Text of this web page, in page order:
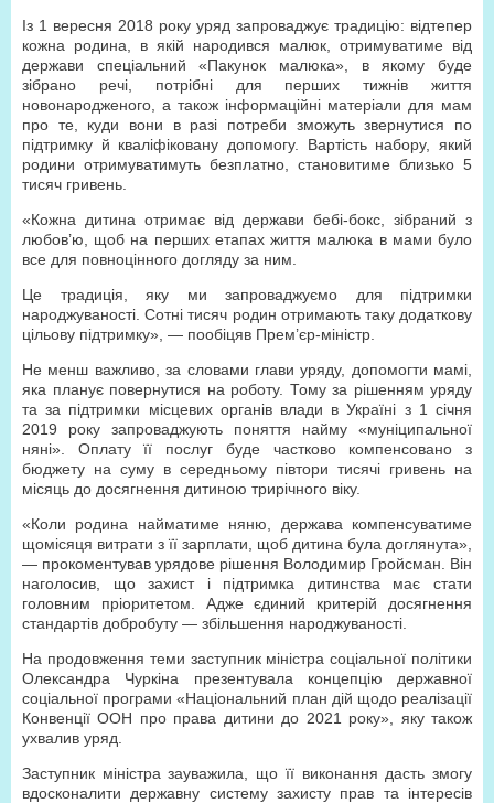
Із 1 вересня 2018 року уряд запроваджує традицію: відтепер
кожна родина, в якій народився малюк, отримуватиме від
держави спеціальний «Пакунок малюка», в якому буде
зібрано речі, потрібні для перших тижнів життя
новонародженого, а також інформаційні матеріали для мам
про те, куди вони в разі потреби зможуть звернутися по
підтримку й кваліфіковану допомогу. Вартість набору, який
родини отримуватимуть безплатно, становитиме близько 5
тисяч гривень.
«Кожна дитина отримає від держави бебі-бокс, зібраний з
любов’ю, щоб на перших етапах життя малюка в мами було
все для повноцінного догляду за ним.
Це традиція, яку ми запроваджуємо для підтримки
народжуваності. Сотні тисяч родин отримають таку додаткову
цільову підтримку», — пообіцяв Прем’єр-міністр.
Не менш важливо, за словами глави уряду, допомогти мамі,
яка планує повернутися на роботу. Тому за рішенням уряду
та за підтримки місцевих органів влади в Україні з 1 січня
2019 року запроваджують поняття найму «муніципальної
няні». Оплату її послуг буде частково компенсовано з
бюджету на суму в середньому півтори тисячі гривень на
місяць до досягнення дитиною трирічного віку.
«Коли родина найматиме няню, держава компенсуватиме
щомісяця витрати з її зарплати, щоб дитина була доглянута»,
— прокоментував урядове рішення Володимир Гройсман. Він
наголосив, що захист і підтримка дитинства має стати
головним пріоритетом. Адже єдиний критерій досягнення
стандартів добробуту — збільшення народжуваності.
На продовження теми заступник міністра соціальної політики
Олександра Чуркіна презентувала концепцію державної
соціальної програми «Національний план дій щодо реалізації
Конвенції ООН про права дитини до 2021 року», яку також
ухвалив уряд.
Заступник міністра зауважила, що її виконання дасть змогу
вдосконалити державну систему захисту прав та інтересів